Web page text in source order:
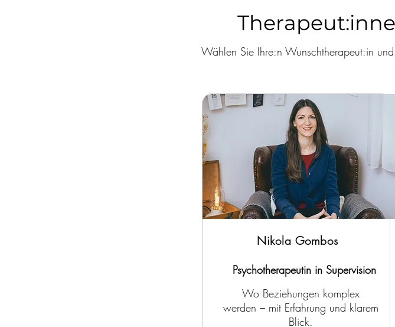
Wählen Sie Ihre:n Wunschtherapeut:in
Nikola Gombos
Psychotherapeutin in Supervision
Wo Beziehungen komplex
werden – mit Erfahrung und klarem
Blick.